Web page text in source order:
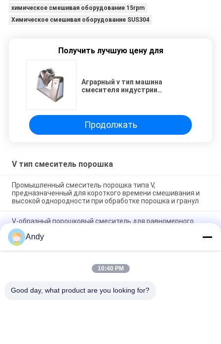
химическое смешивая оборудование 15rpm
Химическое смешивая оборудование SUS304
Получить лучшую цену для
Аграрный v тип машина
смесителя индустрии
Продолжать
V тип смеситель порошка
Промышленный смеситель порошка типа V,
предназначенный для короткого времени смешивания и
высокой однородности при обработке порошка и гранул
V-образный порошковый смеситель для равномерного
смешивания сухих порошков в пищевой и химической
промышленности с гладкой внутренней стенкой и легкой
очисткой
V-образный порошковый смеситель. Высокая
однородность смешивания и отсутствие мертвых зон для
Andy
10:40 PM
Good day, what product are you looking for?